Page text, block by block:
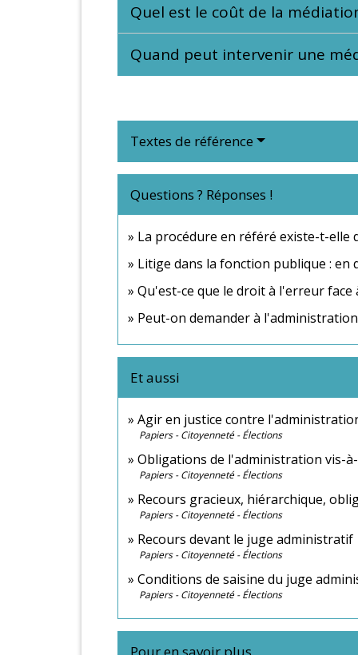
Quel est le coût de la
Quand peut intervenir une
Textes de référence
Questions ? Réponses !
La procédure en référé existe-t-
Litige dans la fonction publique :
Qu'est-ce que le droit à l'erreur face
Peut-on demander à
Et aussi
Agir en justice contre
Papiers - Citoyenneté - Élections
Obligations de l'administration vis-
Papiers - Citoyenneté - Élections
Recours gracieux, hiérarchique,
Papiers - Citoyenneté - Élections
Recours devant le juge administratif
Papiers - Citoyenneté - Élections
Conditions de saisine du juge
Papiers - Citoyenneté - Élections
Pour en savoir plus